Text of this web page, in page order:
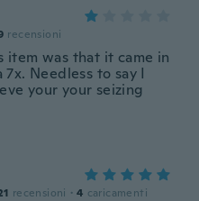
recensioni
item was that it came in
Needless to say I
your your seizing
recensioni · 4 caricamenti